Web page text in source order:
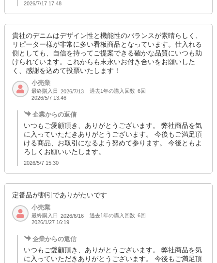
2026/7/17 17:48
貴社のデニムはデザイン性と機能性のバランスが素晴らしく、
リピーター様が非常に多い看板商品となっています。仕入れる
側としても、自信を持ってご提案できる確かな品質にいつも助
けられています。これからも末永いお付き合いをお願いした
く、感謝を込めて投票いたします！
小売業
最終購入日 2026/7/13 過去1年の購入回数 6回
2026/5/7 13:46
企業からの返信
いつもご愛顧頂き、ありがとうございます。 弊社商品を気
に入っていただきありがとうございます。 今後もご満足頂
ける商品、お取引になるよう努めて参ります。 今後ともよ
ろしくお願いいたします。
2026/5/7 15:30
定番品が割引でありがたいです
小売業
最終購入日 2026/6/16 過去1年の購入回数 6回
2026/1/27 16:19
企業からの返信
いつもご愛顧頂き、ありがとうございます。 弊社商品を気
に入っていただきありがとうございます。 今後もご満足頂